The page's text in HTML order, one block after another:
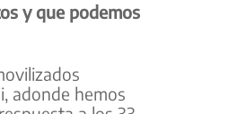
y que podemos
adonde hemos